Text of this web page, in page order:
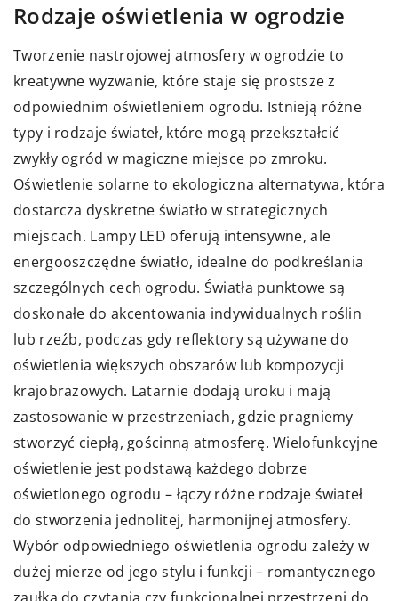
Rodzaje oświetlenia w ogrodzie
Tworzenie nastrojowej atmosfery w ogrodzie to
kreatywne wyzwanie, które staje się prostsze z
odpowiednim oświetleniem ogrodu. Istnieją różne
typy i rodzaje świateł, które mogą przekształcić
zwykły ogród w magiczne miejsce po zmroku.
Oświetlenie solarne to ekologiczna alternatywa, która
dostarcza dyskretne światło w strategicznych
miejscach. Lampy LED oferują intensywne, ale
energooszczędne światło, idealne do podkreślania
szczególnych cech ogrodu. Światła punktowe są
doskonałe do akcentowania indywidualnych roślin
lub rzeźb, podczas gdy reflektory są używane do
oświetlenia większych obszarów lub kompozycji
krajobrazowych. Latarnie dodają uroku i mają
zastosowanie w przestrzeniach, gdzie pragniemy
stworzyć ciepłą, gościnną atmosferę. Wielofunkcyjne
oświetlenie jest podstawą każdego dobrze
oświetlonego ogrodu – łączy różne rodzaje świateł
do stworzenia jednolitej, harmonijnej atmosfery.
Wybór odpowiedniego oświetlenia ogrodu zależy w
dużej mierze od jego stylu i funkcji – romantycznego